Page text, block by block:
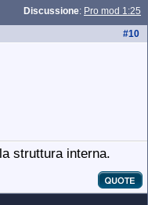
Discussione: Pro mod 1:25
#10
struttura interna.